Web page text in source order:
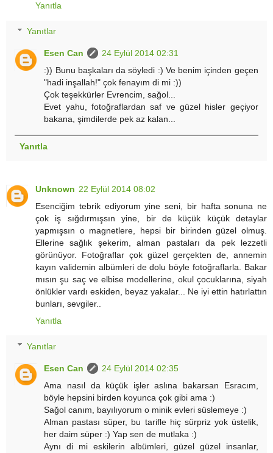
Yanıtla
Yanıtlar
Esen Can
24 Eylül 2014 02:31
:)) Bunu başkaları da söyledi :) Ve benim içinden geçen
"hadi inşallah!" çok fenayım di mi :))
Çok teşekkürler Evrencim, sağol...
Evet yahu, fotoğraflardan saf ve güzel hisler geçiyor
bakana, şimdilerde pek az kalan...
Yanıtla
Unknown 22 Eylül 2014 08:02
Esenciğim tebrik ediyorum yine seni, bir hafta sonuna ne
çok iş sığdırmışsın yine, bir de küçük küçük detaylar
yapmışsın o magnetlere, hepsi bir birinden güzel olmuş.
Ellerine sağlık şekerim, alman pastaları da pek lezzetli
görünüyor. Fotoğraflar çok güzel gerçekten de, annemin
kayın validemin albümleri de dolu böyle fotoğraflarla. Bakar
mısın şu saç ve elbise modellerine, okul çocuklarına, siyah
önlükler vardı eskiden, beyaz yakalar... Ne iyi ettin hatırlattın
bunları, sevgiler..
Yanıtla
Yanıtlar
Esen Can
24 Eylül 2014 02:35
Ama nasıl da küçük işler aslına bakarsan Esracım,
böyle hepsini birden koyunca çok gibi ama :)
Sağol canım, bayılıyorum o minik evleri süslemeye :)
Alman pastası süper, bu tarifle hiç sürpriz yok üstelik,
her daim süper :) Yap sen de mutlaka :)
Aynı di mi eskilerin albümleri, güzel güzel insanlar,